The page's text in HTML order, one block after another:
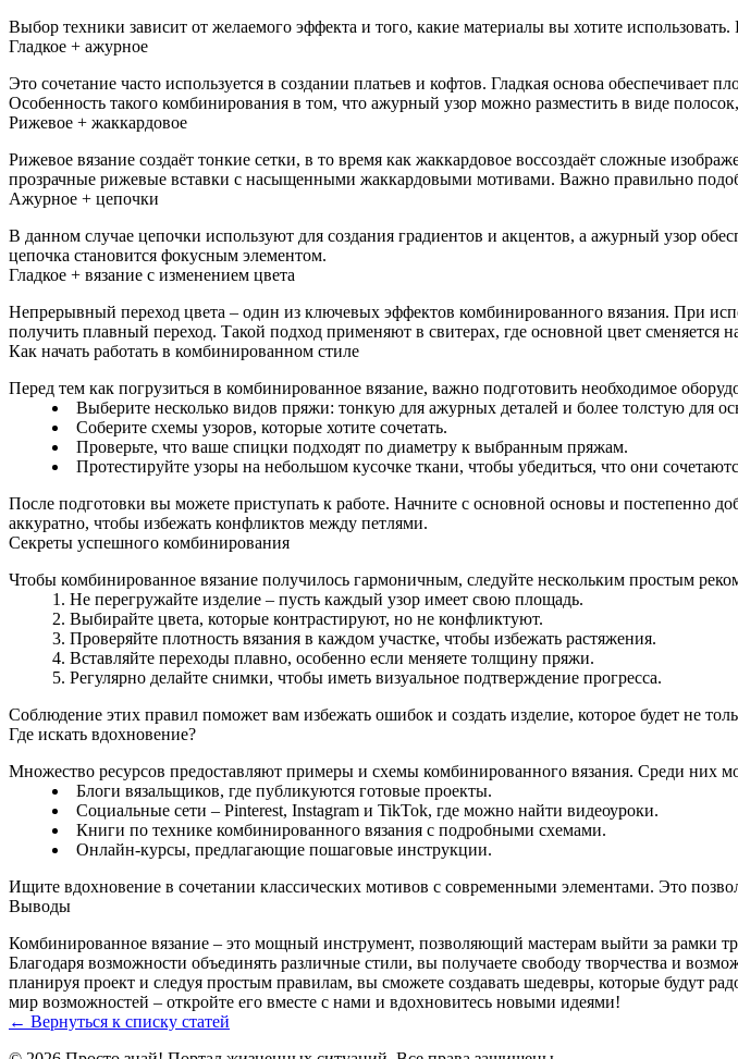
Выбор техники зависит от желаемого эффекта и того, какие материалы вы хотите
Гладкое + ажурное
Это сочетание часто используется в создании платьев и кофтов. Гладкая основа обеспечивает
Особенность такого комбинирования в том, что ажурный узор можно разместить в виде
Рижевое + жаккардовое
Рижевое вязание создаёт тонкие сетки, в то время как жаккардовое воссоздаёт сложные
прозрачные рижевые вставки с насыщенными жаккардовыми мотивами. Важно правильно
Ажурное + цепочки
В данном случае цепочки используют для создания градиентов и акцентов, а ажурный узор
цепочка становится фокусным элементом.
Гладкое + вязание с изменением цвета
Непрерывный переход цвета – один из ключевых эффектов комбинированного вязания. При
получить плавный переход. Такой подход применяют в свитерах, где основной цвет сменяется
Как начать работать в комбинированном стиле
Перед тем как погрузиться в комбинированное вязание, важно подготовить необходимое
Выберите несколько видов пряжи: тонкую для ажурных деталей и более толстую для
Соберите схемы узоров, которые хотите сочетать.
Проверьте, что ваше спицки подходят по диаметру к выбранным пряжам.
Протестируйте узоры на небольшом кусочке ткани, чтобы убедиться, что они
После подготовки вы можете приступать к работе. Начните с основной основы и
аккуратно, чтобы избежать конфликтов между петлями.
Секреты успешного комбинирования
Чтобы комбинированное вязание получилось гармоничным, следуйте нескольким простым
Не перегружайте изделие – пусть каждый узор имеет свою площадь.
Выбирайте цвета, которые контрастируют, но не конфликтуют.
Проверяйте плотность вязания в каждом участке, чтобы избежать растяжения.
Вставляйте переходы плавно, особенно если меняете толщину пряжи.
Регулярно делайте снимки, чтобы иметь визуальное подтверждение прогресса.
Соблюдение этих правил поможет вам избежать ошибок и создать изделие, которое будет не
Где искать вдохновение?
Множество ресурсов предоставляют примеры и схемы комбинированного вязания. Среди них
Блоги вязальщиков, где публикуются готовые проекты.
Социальные сети – Pinterest, Instagram и TikTok, где можно найти видеоуроки.
Книги по технике комбинированного вязания с подробными схемами.
Онлайн-курсы, предлагающие пошаговые инструкции.
Ищите вдохновение в сочетании классических мотивов с современными элементами. Это
Выводы
Комбинированное вязание – это мощный инструмент, позволяющий мастерам выйти за рамки
Благодаря возможности объединять различные стили, вы получаете свободу творчества и
планируя проект и следуя простым правилам, вы сможете создавать шедевры, которые будут
мир возможностей – откройте его вместе с нами и вдохновитесь новыми идеями!
← Вернуться к списку статей